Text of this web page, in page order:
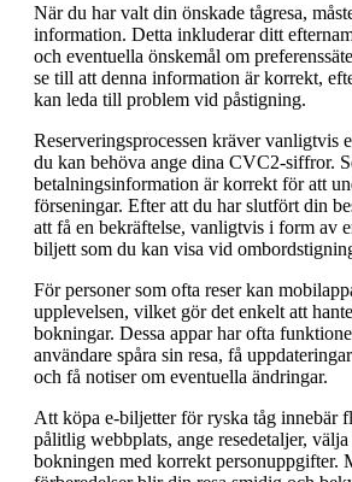
När du har valt din önskade tågresa,
information. Detta inkluderar ditt
och eventuella önskemål om
se till att denna information är korrekt,
kan leda till problem vid påstigning.
Reserveringsprocessen kräver vanligtvis
du kan behöva ange dina CVC2-siffror.
betalningsinformation är korrekt för att
förseningar. Efter att du har slutfört din
att få en bekräftelse, vanligtvis i form av
biljett som du kan visa vid
För personer som ofta reser kan
upplevelsen, vilket gör det enkelt att
bokningar. Dessa appar har ofta
användare spåra sin resa, få
och få notiser om eventuella ändringar.
Att köpa e-biljetter för ryska tåg innebär
pålitlig webbplats, ange resedetaljer,
bokningen med korrekt personuppgifter.